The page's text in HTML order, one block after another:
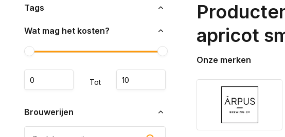
Tags
Wat mag het kosten?
Tot
Brouwerijen
apricot
Onze merken